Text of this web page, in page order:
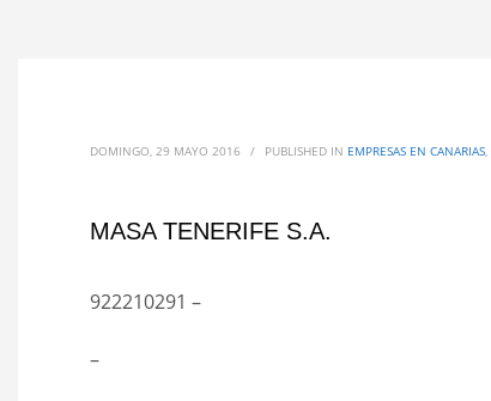
DOMINGO, 29 MAYO 2016 / PUBLISHED IN EMPRESAS EN CANARIAS,
MASA TENERIFE S.A.
922210291 –
–